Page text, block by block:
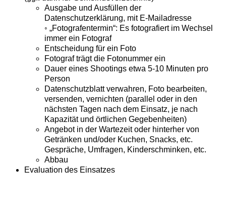
Ausgabe und Ausfüllen der
Datenschutzerklärung, mit E-Mailadresse
◦ „Fotografentermin“: Es fotografiert im Wechsel
immer ein Fotograf
Entscheidung für ein Foto
Fotograf trägt die Fotonummer ein
Dauer eines Shootings etwa 5-10 Minuten pro
Person
Datenschutzblatt verwahren, Foto bearbeiten,
versenden, vernichten (parallel oder in den
nächsten Tagen nach dem Einsatz, je nach
Kapazität und örtlichen Gegebenheiten)
Angebot in der Wartezeit oder hinterher von
Getränken und/oder Kuchen, Snacks, etc.
Gespräche, Umfragen, Kinderschminken, etc.
Abbau
Evaluation des Einsatzes